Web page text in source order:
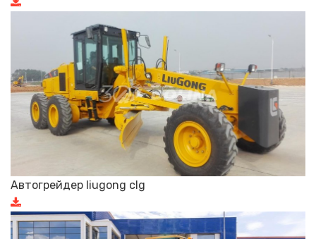
Автогрейдер liugong clg